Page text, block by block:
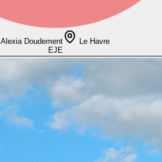
Alexia Doudement
Le Havre
EJE